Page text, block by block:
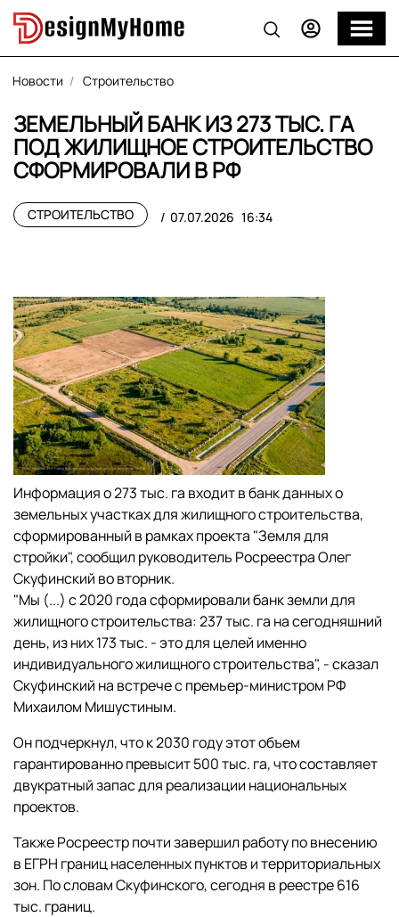
Новости Строительство
ЗЕМЕЛЬНЫЙ БАНК ИЗ 273 ТЫС. ГА
ПОД ЖИЛИЩНОЕ СТРОИТЕЛЬСТВО
СФОРМИРОВАЛИ В РФ
СТРОИТЕЛЬСТВО 07.07.2026 16:34
Информация о 273 тыс. га входит в банк данных о
земельных участках для жилищного строительства,
сформированный в рамках проекта "Земля для
стройки", сообщил руководитель Росреестра Олег
Скуфинский во вторник.
"Мы (...) с 2020 года сформировали банк земли для
жилищного строительства: 237 тыс. га на сегодняшний
день, из них 173 тыс. - это для целей именно
индивидуального жилищного строительства", - сказал
Скуфинский на встрече с премьер-министром РФ
Михаилом Мишустиным.
Он подчеркнул, что к 2030 году этот объем
гарантированно превысит 500 тыс. га, что составляет
двукратный запас для реализации национальных
проектов.
Также Росреестр почти завершил работу по внесению
в ЕГРН границ населенных пунктов и территориальных
зон. По словам Скуфинского, сегодня в реестре 616
тыс. границ.